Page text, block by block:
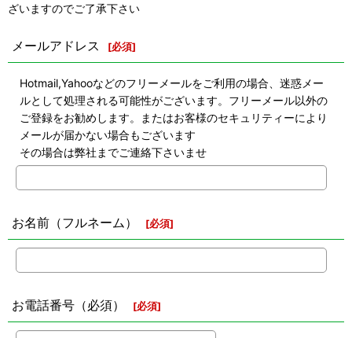
ざいますのでご了承下さい
メールアドレス [必須]
Hotmail,Yahooなどのフリーメールをご利用の場合、迷惑メー
ルとして処理される可能性がございます。フリーメール以外の
ご登録をお勧めします。またはお客様のセキュリティーにより
メールが届かない場合もございます
その場合は弊社までご連絡下さいませ
お名前（フルネーム） [必須]
お電話番号（必須） [必須]